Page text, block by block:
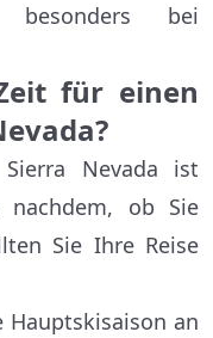
bei
für einen
Nevada ist
ob Sie
Sie Ihre Reise
Hauptskisaison an